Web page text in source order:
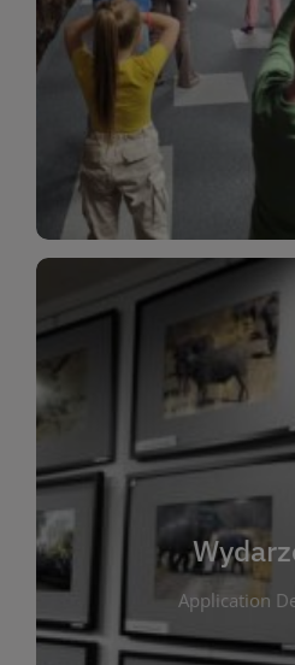
Dla
To miejsce stworzone z
czytelnikach i ich
informacje o zajęciach
Application
W tej zakładce
wszystkich wydarzeniach
bibliotekę. Znajdziesz tu
autorskich,
tematycznych dla różnych
wydarzenie ma na celu
czytelniczej oraz
Dzięki kalendarzowi